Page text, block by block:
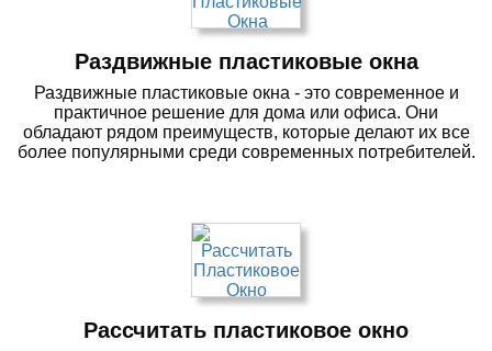
Раздвижные пластиковые окна
Раздвижные пластиковые окна - это современное и
практичное решение для дома или офиса. Они
обладают рядом преимуществ, которые делают их все
более популярными среди современных потребителей.
Рассчитать пластиковое окно